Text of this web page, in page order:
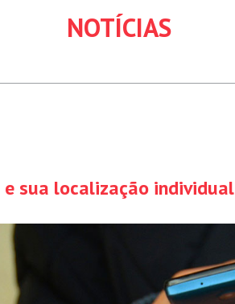
NOTÍCIAS
sua localização individual